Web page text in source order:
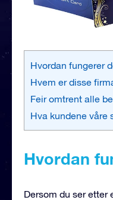
Hvordan fungerer
Hvem er disse
Feir omtrent alle
Hva kundene våre
Hvordan
Dersom du ser etter